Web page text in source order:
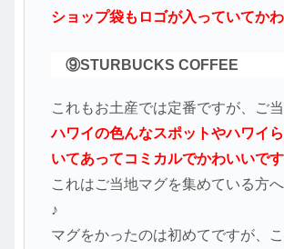
ショップ袋もロゴが入っていてか
⑨STURBUCKS COFFEE
これもお土産では定番ですが、ご当
ハワイの色んなスポットやハワイ
いてあってコミカルでかわいいで
これはご当地マグを集めている方
♪
マグをかったのは初めてですが、